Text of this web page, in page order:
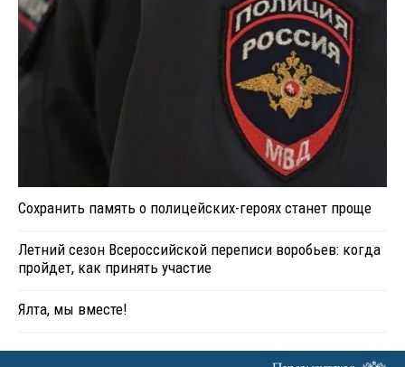
Сохранить память о полицейских-героях станет проще
Летний сезон Всероссийской переписи воробьев: когда
пройдет, как принять участие
Ялта, мы вместе!